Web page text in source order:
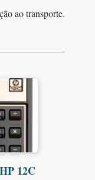
ao transporte.
12C